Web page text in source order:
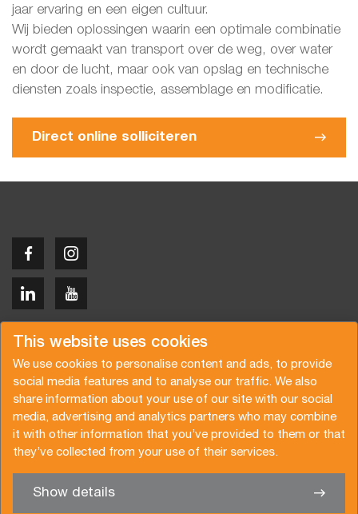
This website uses cookies
We use cookies to personalise content and ads, to provide
social media features and to analyse our traffic. We also
share information about your use of our site with our social
media, advertising and analytics partners who may combine
it with other information that you’ve provided to them or that
they’ve collected from your use of their services.
Show details
jaar ervaring en een eigen cultuur.
Wij bieden oplossingen waarin een optimale combinatie
wordt gemaakt van transport over de weg, over water
en door de lucht, maar ook van opslag en technische
diensten zoals inspectie, assemblage en modificatie.
Direct online solliciteren
Copyright © 2026 Van der Vlist
Request a quote
Subscribe to the newsletter
General terms and conditions
Privacy policy
Brochure
Certifications